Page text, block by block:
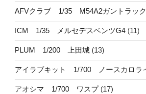
AFVクラブ 1/35 M54A2ガントラック
ICM 1/35 メルセデスベンツG4 (11)
PLUM 1/200 上田城 (13)
アイラブキット 1/700 ノースカロラ
アオシマ 1/700 ワスプ(17)